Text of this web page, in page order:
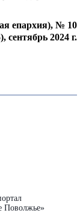
епархия), № 10
сентябрь 2024 г.
Поволжье»